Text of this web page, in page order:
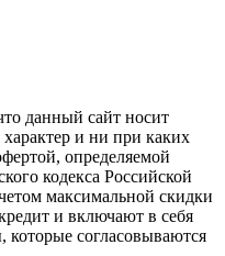
данный сайт носит
и ни при каких
определяемой
кодекса Российской
максимальной скидки
и включают в себя
которые согласовываются